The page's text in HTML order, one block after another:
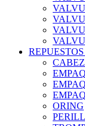
ORING